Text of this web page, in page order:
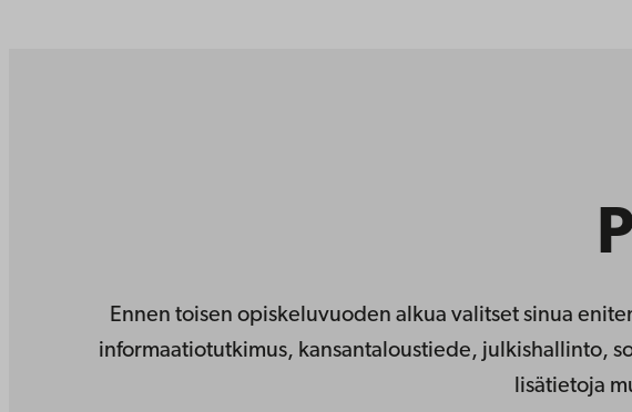
Ennen toisen opiskeluvuoden alkua valitset sinua
informaatiotutkimus, kansantaloustiede, julkishallinto,
lisätietoja